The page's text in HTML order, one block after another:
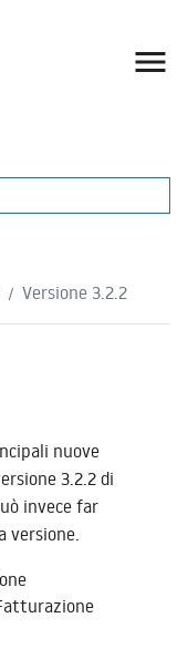

Versione 3.2.2
nuove
3.2.2 di
invece far
versione.